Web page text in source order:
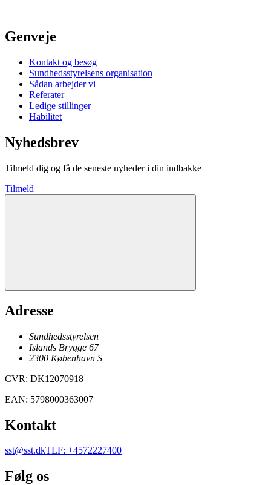
Genveje
Kontakt og besøg
Sundhedsstyrelsens organisation
Sådan arbejder vi
Referater
Ledige stillinger
Habilitet
Nyhedsbrev
Tilmeld dig og få de seneste nyheder i din indbakke
Tilmeld
Adresse
Sundhedsstyrelsen
Islands Brygge 67
2300 København S
CVR: DK12070918
EAN: 5798000363007
Kontakt
sst@sst.dkTLF: +4572227400
Følg os